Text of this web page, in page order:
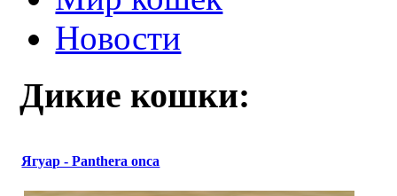
Новости
Дикие кошки:
Ягуар - Panthera onca